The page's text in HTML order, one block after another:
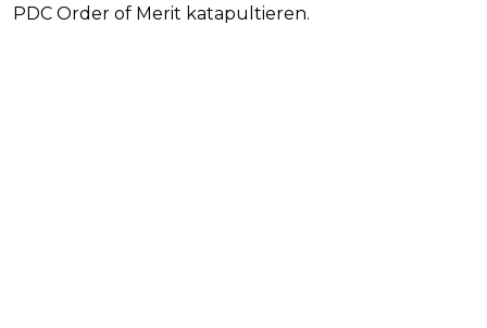
PDC Order of Merit katapultieren.